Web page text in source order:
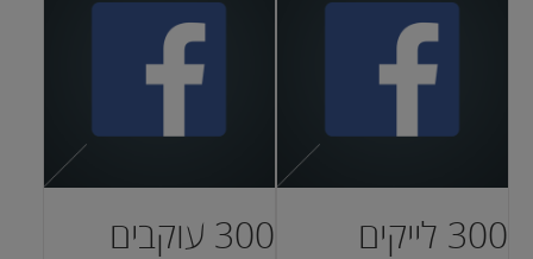
300 לייקים
300 עוקבים